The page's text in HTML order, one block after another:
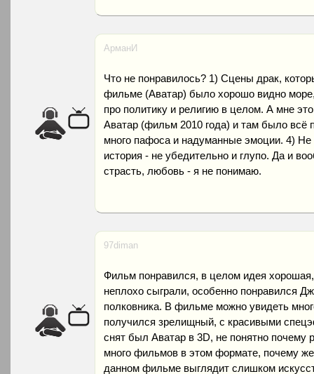
АрманИ
Что не понравилось? 1) Сцены драк,
фильме (Аватар) было хорошо видно море,
про политику и религию в целом. А мне
Аватар (фильм 2010 года) и там было
много пафоса и надуманные эмоции. 4) Не
история - не убедительно и глупо. Да и
страсть, любовь - я не понимаю.
97diman
Фильм понравился, в целом идея
неплохо сыграли, особенно понравился
полковника. В фильме можно увидеть
получился зрелищный, с красивыми
снят был Аватар в 3D, не понятно почему
много фильмов в этом формате, почему
данном фильме выглядит слишком